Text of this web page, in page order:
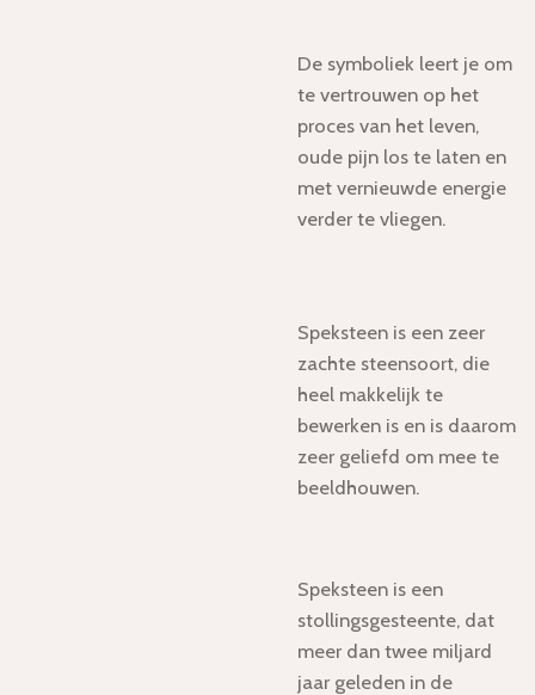
De symboliek leert je om
te vertrouwen op het
proces van het leven,
oude pijn los te laten en
met vernieuwde energie
verder te vliegen.
Speksteen is een zeer
zachte steensoort, die
heel makkelijk te
bewerken is en is daarom
zeer geliefd om mee te
beeldhouwen.
Speksteen is een
stollingsgesteente, dat
meer dan twee miljard
jaar geleden in de